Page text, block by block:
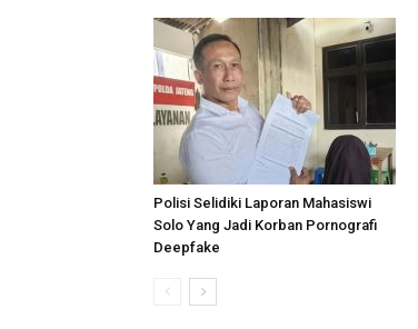
Polisi Selidiki Laporan Mahasiswi
Solo Yang Jadi Korban Pornografi
Deepfake